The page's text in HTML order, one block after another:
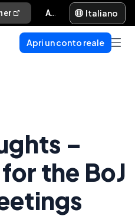
Aiuto e supporto Italiano
Apri un conto reale
–
the BoJ